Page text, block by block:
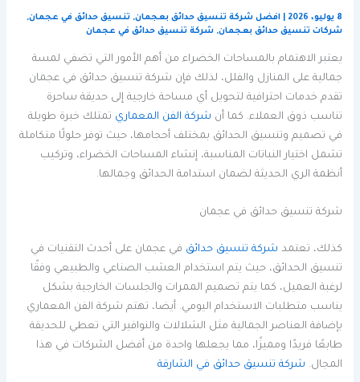
8 يوليو، 2026 |افضل شركة تنسيق حدائق بعجمان,تنسيق حدائق في عجمان,
شركات تنسيق حدائق بعجمان,شركة تنسيق حدائق في عجمان
يعتبر الاهتمام بالمساحات الخضراء من أهم الأمور التي تضفي لمسة
جمالية على المنازل والفلل، لذلك فإن شركة تنسيق حدائق في عجمان
تقدم خدمات احترافية لتحويل أي مساحة خارجية إلى حديقة ساحرة
تناسب ذوق العملاء. كما أن شركة الفن المعماري تمتلك خبرة طويلة
في تصميم وتنسيق الحدائق بمختلف أحجامها، حيث توفر حلولًا متكاملة
تشمل اختيار النباتات المناسبة، إنشاء المساحات الخضراء، وتركيب
أنظمة الري الحديثة لضمان استدامة الحدائق وجمالها.
شركة تنسيق حدائق في عجمان
كذلك، تعتمد شركة تنسيق حدائق في عجمان على أحدث التقنيات في
تنسيق الحدائق، حيث يتم استخدام العشب الصناعي والطبيعي وفقًا
لرغبة العميل، كما يتم تصميم الممرات والجلسات الخارجية بشكل
يناسب متطلبات الاستخدام اليومي. أيضا، تهتم شركة الفن المعماري
بإضافة العناصر الجمالية مثل الشلالات والنوافير التي تعطي للحديقة
طابعًا فريدًا ومميزًا، مما يجعلها واحدة من أفضل الشركات في هذا
المجال. شركة تنسيق حدائق في الشارقة